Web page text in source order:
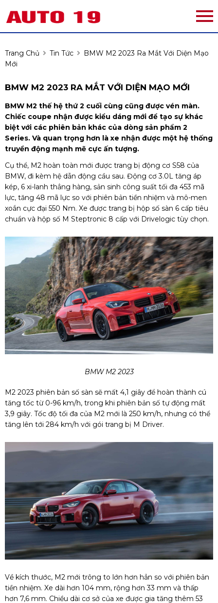
Trang Chủ Tin Tức
BMW M2 2023 Ra Mắt Với Diện Mạo
Mới
BMW M2 2023 RA MẮT VỚI DIỆN MẠO MỚI
BMW M2 thế hệ thứ 2 cuối cùng cũng được vén màn.
Chiếc coupe nhận được kiểu dáng mới để tạo sự khác
biệt với các phiên bản khác của dòng sản phẩm 2
Series. Và quan trọng hơn là xe nhận được một hệ thống
truyền động mạnh mẽ cực ấn tượng.
Cụ thể, M2 hoàn toàn mới được trang bị động cơ S58 của
BMW, đi kèm hệ dẫn động cầu sau. Động cơ 3.0L tăng áp
kép, 6 xi-lanh thẳng hàng, sản sinh công suất tối đa 453 mã
lực, tăng 48 mã lực so với phiên bản tiền nhiệm và mô-men
xoắn cực đại 550 Nm. Xe được trang bị hộp số sàn 6 cấp tiêu
chuẩn và hộp số M Steptronic 8 cấp với Drivelogic tùy chọn.
BMW M2 2023
M2 2023 phiên bản số sàn sẽ mất 4,1 giây để hoàn thành cú
tăng tốc từ 0-96 km/h, trong khi phiên bản số tự động mất
3,9 giây. Tốc độ tối đa của M2 mới là 250 km/h, nhưng có thể
tăng lên tới 284 km/h với gói trang bị M Driver.
Về kích thước, M2 mới trông to lớn hơn hẳn so với phiên bản
tiền nhiệm. Xe dài hơn 104 mm, rộng hơn 33 mm và thấp
hơn 7,6 mm. Chiều dài cơ sở của xe được gia tăng thêm 53